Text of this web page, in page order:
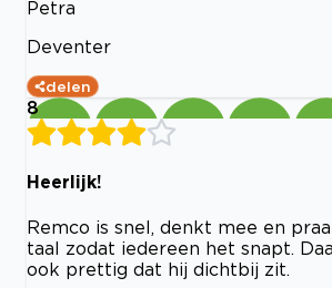
Petra
Deventer
delen
8
Heerlijk!
Remco is snel, denkt mee en
taal zodat iedereen het snapt.
ook prettig dat hij dichtbij zit.